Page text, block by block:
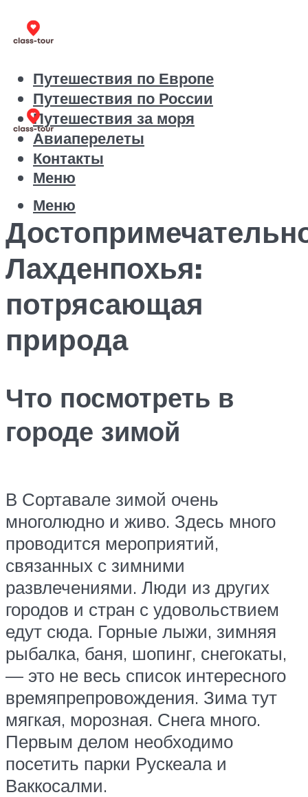
Путешествия по Европе
Путешествия по России
Путешествия за моря
Авиаперелеты
Контакты
Меню
Меню
Лахденпохья:
потрясающая
природа
Что посмотреть в
городе зимой
В Сортавале зимой очень
многолюдно и живо. Здесь много
проводится мероприятий,
связанных с зимними
развлечениями. Люди из других
городов и стран с удовольствием
едут сюда. Горные лыжи, зимняя
рыбалка, баня, шопинг, снегокаты,
— это не весь список интересного
времяпрепровождения. Зима тут
мягкая, морозная. Снега много.
Первым делом необходимо
посетить парки Рускеала и
Ваккосалми.